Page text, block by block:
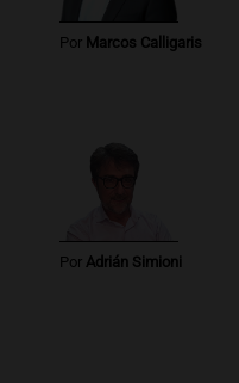
Por Marcos Calligaris
Por Adrián Simioni